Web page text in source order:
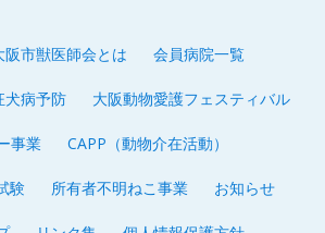
阪市獣医師会とは 会員病院一覧
犬病予防 大阪動物愛護フェスティバル
事業 CAPP（動物介在活動）
験 所有者不明ねこ事業 お知らせ